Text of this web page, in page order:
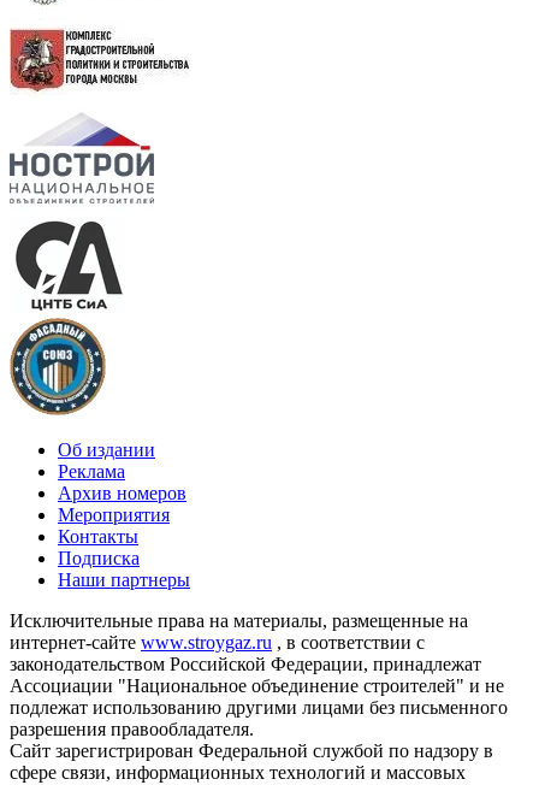
Об издании
Реклама
Архив номеров
Мероприятия
Контакты
Подписка
Наши партнеры
Исключительные права на материалы, размещенные на
интернет-сайте www.stroygaz.ru , в соответствии с
законодательством Российской Федерации, принадлежат
Ассоциации "Национальное объединение строителей" и не
подлежат использованию другими лицами без письменного
разрешения правообладателя.
Сайт зарегистрирован Федеральной службой по надзору в
сфере связи, информационных технологий и массовых